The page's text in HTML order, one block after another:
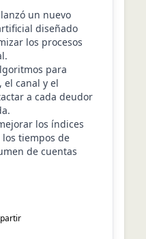
un nuevo
diseñado
los procesos
para
canal y el
a cada deudor
los índices
tiempos de
de cuentas